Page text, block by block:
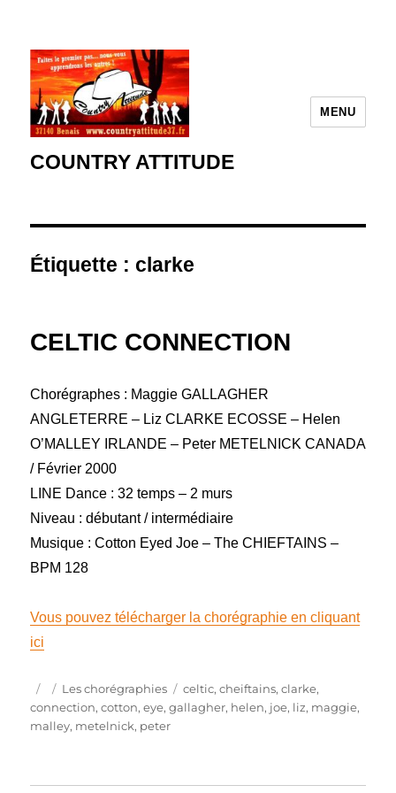
COUNTRY ATTITUDE
MENU
Étiquette : clarke
CELTIC CONNECTION
Chorégraphes : Maggie GALLAGHER
ANGLETERRE – Liz CLARKE ECOSSE – Helen
O’MALLEY IRLANDE – Peter METELNICK CANADA
/ Février 2000
LINE Dance : 32 temps – 2 murs
Niveau : débutant / intermédiaire
Musique : Cotton Eyed Joe – The CHIEFTAINS –
BPM 128
Vous pouvez télécharger la chorégraphie en cliquant
ici
Publié
le
Catégories
Les chorégraphies Étiquettes
celtic,cheiftains,clarke,
connection,cotton,eye,gallagher, helen, joe, liz, maggie,
malley, metelnick, peter